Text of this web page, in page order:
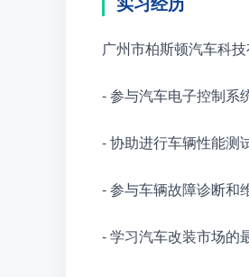
广州市柏斯顿汽车科
- 参与汽车电子控制系
- 协助进行车辆性能测
- 参与车辆故障诊断和
- 学习汽车改装市场的